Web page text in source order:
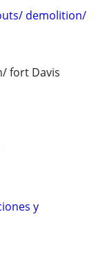
demolition/
fort Davis
y